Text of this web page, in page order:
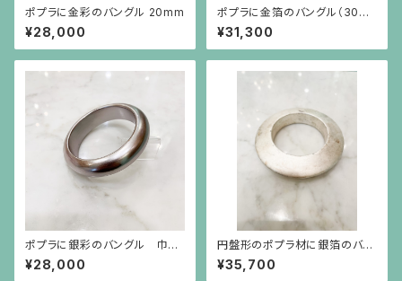
ポプラに金彩のバングル 20mm
¥28,000
ポプラに金箔のバングル（30m
m 幅）婦人公論掲載品
¥31,300
ポプラに銀彩のバングル 巾20
mm
¥28,000
円盤形のポプラ材に銀箔のバン
グル
¥35,700